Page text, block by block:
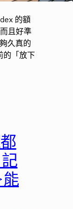
的額
且好準
久真的
的「放下